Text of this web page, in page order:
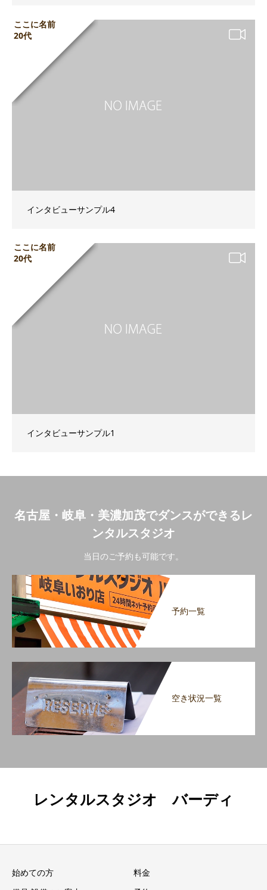
ここに名前
20代
インタビューサンプル4
ここに名前
20代
インタビューサンプル1
名古屋・岐阜・美濃加茂でダンスができるレ
ンタルスタジオ
当日のご予約も可能です。
予約一覧
空き状況一覧
レンタルスタジオ バーディ
始めての方
料金